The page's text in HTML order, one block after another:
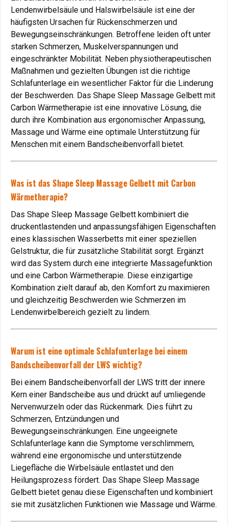
auch zahlreiche gesundheitliche Vorteile. Hier ist eine
detaillierte Liste der Beschwerden, bei denen ein Gelbett
hilfreich sein kann:
Rückenschmerzen: Ein häufiges Problem
Rückenschmerzen
entstehen oft durch falsche
Schlafpositionen oder Matratzen, die den Körper nicht
ausreichend stützen. Das Gelbett bietet eine optimale
Lagerung der Wirbelsäule und verhindert Druckstellen.
Vorteil
: Linderung von Rückenschmerzen durch
ergonomische Druckentlastung.
Bandscheibenvorfälle: Unterstützung durch präzise
Anpassung
EinBandscheibenvorfall
Schlafunterlage, die den Körper perfekt stützt. Das
Gelbett reduziert den Druck auf die Bandscheiben und
fördert die Heilung.
Vorteil: Ideale Regeneration durch individuelle
Körperanpassung.
Arthrose: Schonende Lagerung für schmerzende
Gelenke
profitieren von der druckfreien
Lagerung und der wohltuenden Wärme des Gelbetts, die
Vorteil : Verbesserte Beweglichkeit und Reduktion von
Schmerzen.
Rheuma: Wärme gegen Entzündungen
Die Carbon-Wärmetherapie des Gelbetts hilft
bei
Beschwerden, indem sie die Durchblutung
fördert und Entzündungen lindert.
Vorteil
: Unterstützung der Gelenkgesundheit durch sanfte
Wärme.
Muskelverspannungen und chronische Schmerzen:
Wie das Gelbett hilft
Lendenwirbelsäule und Halswirbelsäule ist eine der
häufigsten Ursachen für Rückenschmerzen und
Bewegungseinschränkungen. Betroffene leiden oft unter
starken Schmerzen, Muskelverspannungen und
eingeschränkter Mobilität. Neben physiotherapeutischen
Maßnahmen und gezielten Übungen ist die richtige
Schlafunterlage ein wesentlicher Faktor für die Linderung
der Beschwerden. Das Shape Sleep Massage Gelbett mit
Carbon Wärmetherapie ist eine innovative Lösung, die
durch ihre Kombination aus ergonomischer Anpassung,
Massage und Wärme eine optimale Unterstützung für
Menschen mit einem Bandscheibenvorfall bietet.
Was ist das Shape Sleep Massage Gelbett mit Carbon
Wärmetherapie?
Das Shape Sleep Massage Gelbett kombiniert die
druckentlastenden und anpassungsfähigen Eigenschaften
eines klassischen Wasserbetts mit einer speziellen
Gelstruktur, die für zusätzliche Stabilität sorgt. Ergänzt
wird das System durch eine integrierte Massagefunktion
und eine Carbon Wärmetherapie. Diese einzigartige
Kombination zielt darauf ab, den Komfort zu maximieren
und gleichzeitig Beschwerden wie Schmerzen im
Lendenwirbelbereich gezielt zu lindern.
Warum ist eine optimale Schlafunterlage bei einem
Bandscheibenvorfall der LWS wichtig?
Bei einem Bandscheibenvorfall der LWS tritt der innere
Kern einer Bandscheibe aus und drückt auf umliegende
Nervenwurzeln oder das Rückenmark. Dies führt zu
Schmerzen, Entzündungen und
Bewegungseinschränkungen. Eine ungeeignete
Schlafunterlage kann die Symptome verschlimmern,
während eine ergonomische und unterstützende
Liegefläche die Wirbelsäule entlastet und den
Heilungsprozess fördert. Das Shape Sleep Massage
Gelbett bietet genau diese Eigenschaften und kombiniert
sie mit zusätzlichen Funktionen wie Massage und Wärme.